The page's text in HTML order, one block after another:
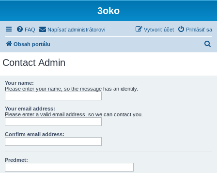
3oko
FAQ Napísať administrátorovi Prihlásiť sa
Vytvoriť účet
Obsah portálu
Contact Admin
Your name:
Please enter your name, so the message has an identity.
Your email address:
Please enter a valid email address, so we can contact you.
Confirm email address:
Predmet: